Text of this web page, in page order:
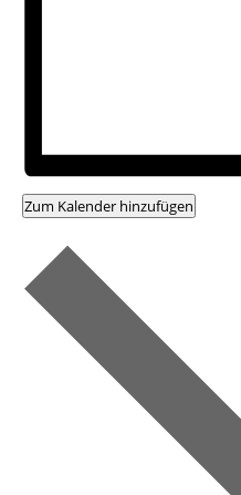
Zum Kalender hinzufügen